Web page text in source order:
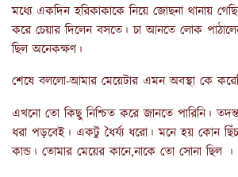
মধ্যে একদিন হরিকাকাকে নিয়ে জোছনা থানায়
করে চেয়ার দিলেন বসতে। চা আনতে লোক
ছিল অনেকক্ষণ।
শেষে বললো-আমার মেয়েটার এমন অবস্থা কে
এখনো তো কিছু নিশ্চিত করে জানতে পারিনি।
ধরা পড়বেই। একটু ধৈর্য্য ধরো। মনে হয় কোন
কান্ড। তোমার মেয়ের কানে,নাকে তো সোনা ছিল ।